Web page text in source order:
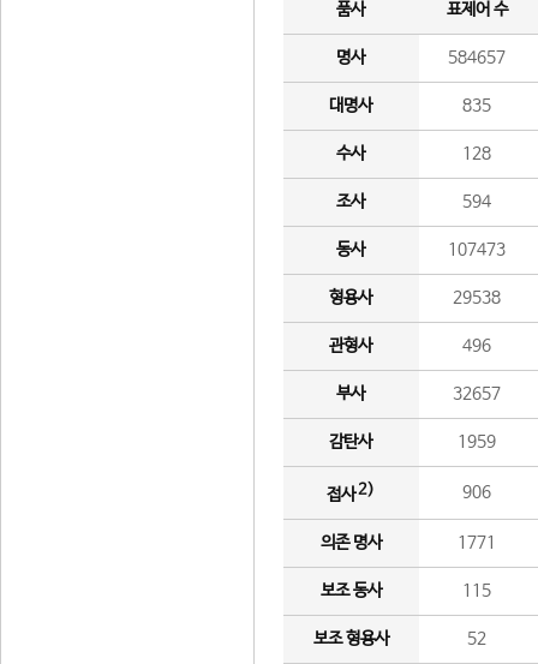
품사 표제어 수
명사 584657
대명사 835
수사 128
조사 594
동사 107473
형용사 29538
관형사 496
부사 32657
감탄사 1959
접사2) 906
의존 명사 1771
보조 동사 115
보조 형용사 52